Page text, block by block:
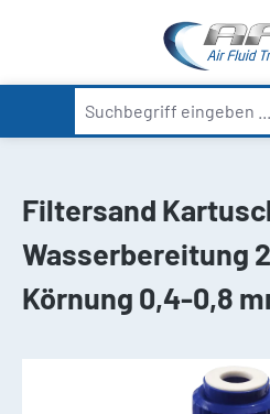
Filtersand
Wasserbereitung
Körnung 0,4-0,8
Bildergalerie überspringen